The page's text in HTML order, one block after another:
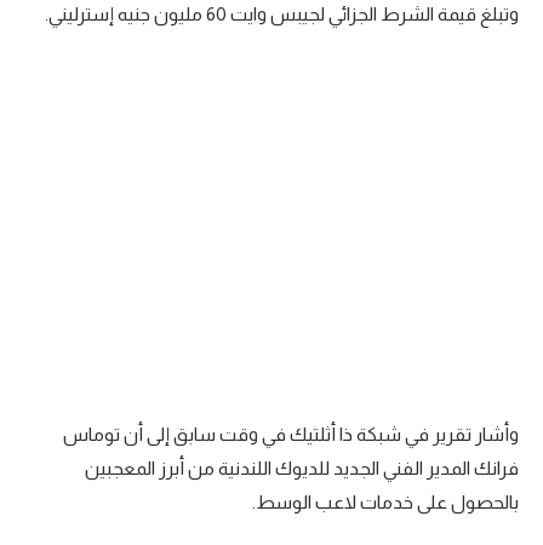
فيديو في الجول
وتبلغ قيمة الشرط الجزائي لجيبس وايت 60 مليون جنيه إسترليني.
وأشار تقرير في شبكة ذا أثلتيك في وقت سابق إلى أن توماس
فرانك المدير الفني الجديد للديوك اللندنية من أبرز المعجبين
بالحصول على خدمات لاعب الوسط.